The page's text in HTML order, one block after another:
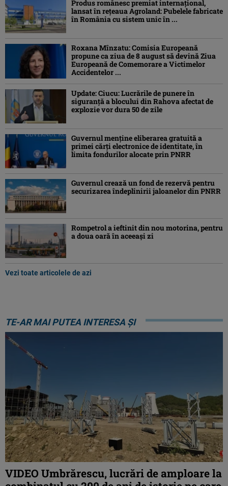
Produs românesc premiat internațional,
lansat în rețeaua Agroland: Pubelele fabricate
în România cu sistem unic în ...
Roxana Mînzatu: Comisia Europeană
propune ca ziua de 8 august să devină Ziua
Europeană de Comemorare a Victimelor
Accidentelor ...
Update: Ciucu: Lucrările de punere în
siguranță a blocului din Rahova afectat de
explozie vor dura 50 de zile
Guvernul menține eliberarea gratuită a
primei cărţi electronice de identitate, în
limita fondurilor alocate prin PNRR
Guvernul crează un fond de rezervă pentru
securizarea îndeplinirii jaloanelor din PNRR
Rompetrol a ieftinit din nou motorina, pentru
a doua oară în aceeași zi
Vezi toate articolele de azi
TE-AR MAI PUTEA INTERESA ȘI
VIDEO Umbrărescu, lucrări de amploare la